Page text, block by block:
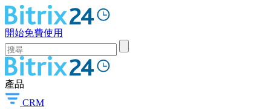
開始免費使用
產品
CRM